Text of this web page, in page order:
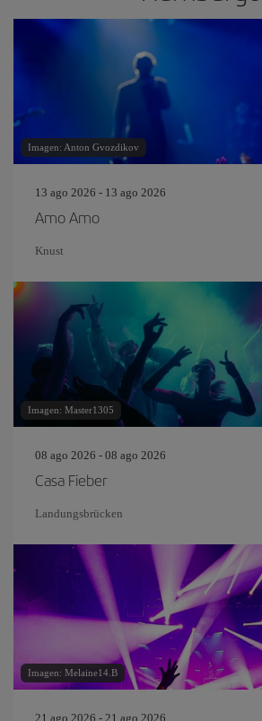
Imagen: Anton Gvozdikov
13 ago 2026 - 13 ago 2026
Amo Amo
Knust
Imagen: Master1305
08 ago 2026 - 08 ago 2026
Casa Fieber
Landungsbrücken
Imagen: Melaine14.B
21 ago 2026 - 21 ago 2026